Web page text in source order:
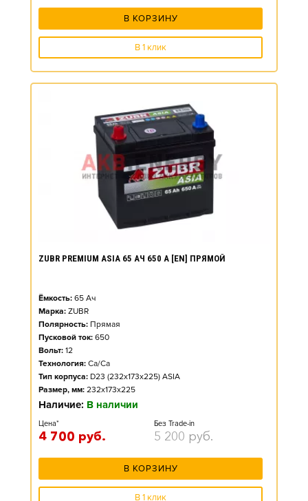
В КОРЗИНУ
В 1 клик
ZUBR PREMIUM ASIA 65 АЧ 650 А [EN] ПРЯМОЙ
Ёмкость: 65 Ач
Марка: ZUBR
Полярность: Прямая
Пусковой ток: 650
Вольт: 12
Технология: Ca/Ca
Тип корпуса: D23 (232x173x225) ASIA
Размер, мм: 232x173x225
Наличие: В наличии
Цена*
4 700 руб.
Без Trade-in
5 200 руб.
В КОРЗИНУ
В 1 клик